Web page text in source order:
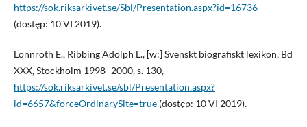
https://sok.riksarkivet.se/Sbl/Presentation.aspx?id=16736
(dostęp: 10 VI 2019).
Lönnroth E., Ribbing Adolph L., [w:] Svenskt biografiskt lexikon, Bd
XXX, Stockholm 1998–2000, s. 130,
https://sok.riksarkivet.se/sbl/Presentation.aspx?
id=6657&forceOrdinarySite=true(dostęp: 10 VI 2019).